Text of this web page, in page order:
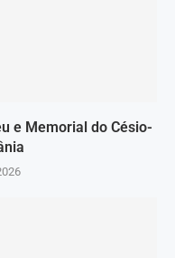
e Memorial do Césio-